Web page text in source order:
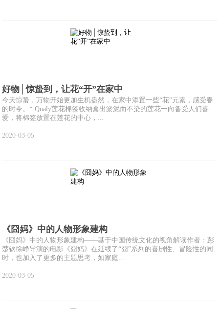
好物│惊蛰到，让花“开”在家中
今天惊蛰，万物开始更加生机盎然，在家中添置一些“花”元素，感受春
的时令。* Qualy莲花棉签收纳盒出淤泥而不染的莲花一向备受人们喜
爱，将棉签放置在莲花的中心，...
2020-03-05
《囧妈》中的人物形象建构
《囧妈》中的人物形象建构——基于中国传统文化的视角解读作者：彭
楚钦徐峥导演的电影《囧妈》在延续了“囧”系列的喜剧性、冒险性的同
时，也加入了更多的主题思考，如家庭...
2020-03-05